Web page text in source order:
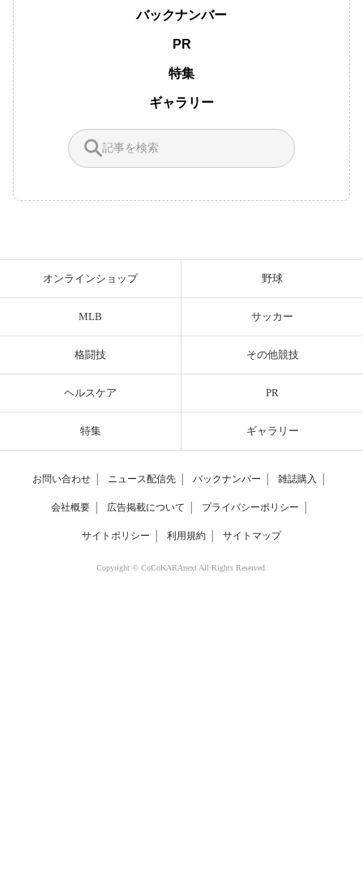
バックナンバー
PR
特集
ギャラリー
オンラインショップ 野球
MLB サッカー
格闘技 その他競技
ヘルスケア PR
特集 ギャラリー
お問い合わせ ニュース配信先 バックナンバー 雑誌購入
会社概要 広告掲載について プライバシーポリシー
サイトポリシー 利用規約 サイトマップ
Copyright © CoCoKARAnext All Rights Reserved.